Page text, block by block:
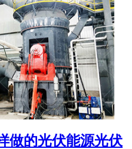
做的光伏能源光伏